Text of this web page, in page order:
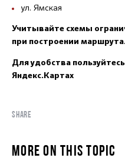
ул. Ямская
Учитывайте схемы
при построении
Для удобства
Яндекс.Картах
SHARE
MORE ON THIS TOPIC